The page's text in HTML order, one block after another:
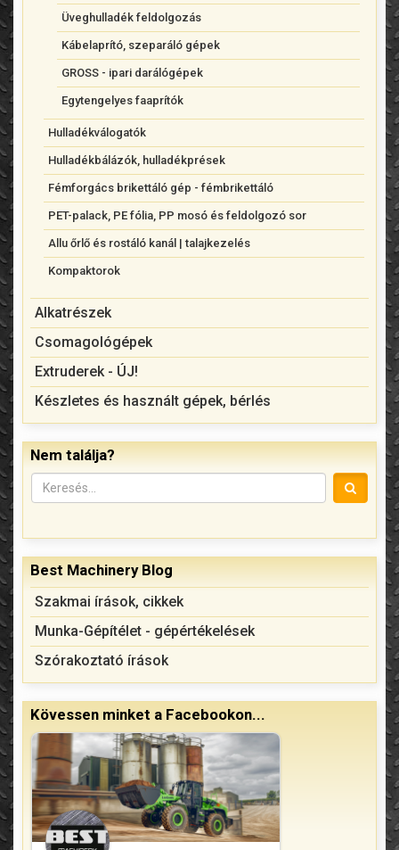
Üveghulladék feldolgozás
Kábelaprító, szeparáló gépek
GROSS - ipari darálógépek
Egytengelyes faaprítók
Hulladékválogatók
Hulladékbálázók, hulladékprések
Fémforgács brikettáló gép - fémbrikettáló
PET-palack, PE fólia, PP mosó és feldolgozó sor
Allu őrlő és rostáló kanál | talajkezelés
Kompaktorok
Alkatrészek
Csomagológépek
Extruderek - ÚJ!
Készletes és használt gépek, bérlés
Nem találja?
Best Machinery Blog
Szakmai írások, cikkek
Munka-Gépítélet - gépértékelések
Szórakoztató írások
Kövessen minket a Facebookon...